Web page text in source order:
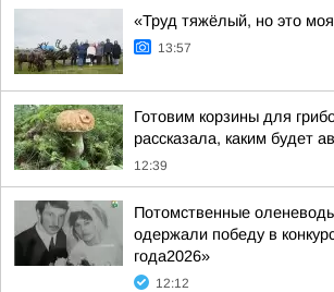
«Труд тяжёлый, но это
13:57
Готовим корзины для
рассказала, каким будет
12:39
Потомственные
одержали победу в
года2026»
12:12